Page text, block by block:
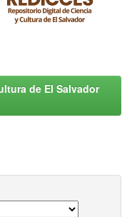
de El Salvador